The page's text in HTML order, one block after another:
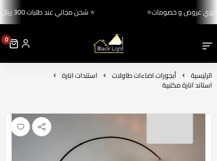
⭐ اقوي عروض و خصومات⭐ ⭐ شحن مجاني عند طلبات 300 ريال ⭐
بلاك لايت للإنارة والكهرباء
0
الرئيسية أبجورات اضاءات طاولات استندات انارة
استاند انارة مكتبية